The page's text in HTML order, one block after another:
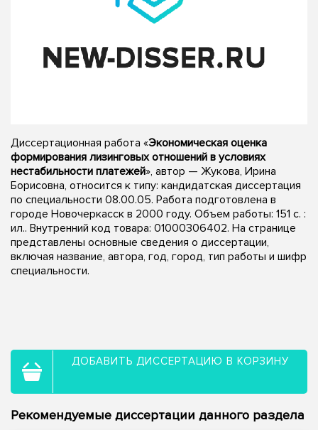
Диссертационная работа «Экономическая оценка
формирования лизинговых отношений в условиях
нестабильности платежей», автор — Жукова, Ирина
Борисовна, относится к типу: кандидатская диссертация
по специальности 08.00.05. Работа подготовлена в
городе Новочеркасск в 2000 году. Объем работы: 151 с. :
ил.. Внутренний код товара: 01000306402. На странице
представлены основные сведения о диссертации,
включая название, автора, год, город, тип работы и шифр
специальности.
ДОБАВИТЬ ДИССЕРТАЦИЮ В КОРЗИНУ
Рекомендуемые диссертации данного раздела